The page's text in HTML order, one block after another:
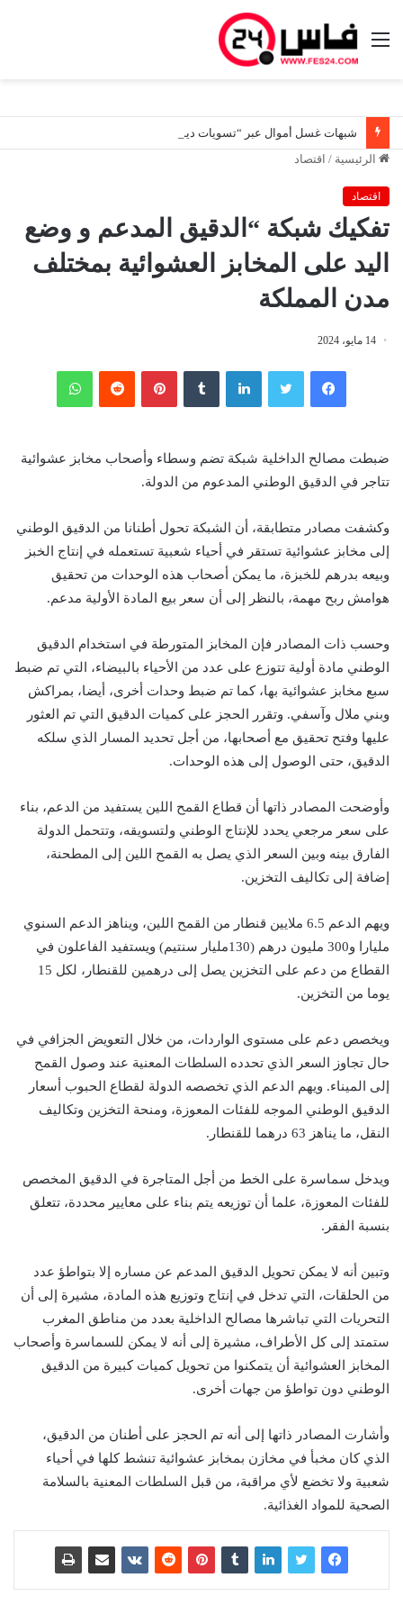
القائمة
الرئيسية / اقتصاد
اقتصاد
تفكيك شبكة “الدقيق المدعم و وضع
اليد على المخابز العشوائية بمختلف
مدن المملكة
14 مايو، 2024
فيسبوك لينكدإن بينتيريست
ضبطت مصالح الداخلية شبكة تضم وسطاء وأصحاب مخابز عشوائية
تتاجر في الدقيق الوطني المدعوم من الدولة.
وكشفت مصادر متطابقة، أن الشبكة تحول أطنانا من الدقيق الوطني
إلى مخابز عشوائية تستقر في أحياء شعبية تستعمله في إنتاج الخبز
وبيعه بدرهم للخبزة، ما يمكن أصحاب هذه الوحدات من تحقيق
هوامش ربح مهمة، بالنظر إلى أن سعر بيع المادة الأولية مدعم.
وحسب ذات المصادر فإن المخابز المتورطة في استخدام الدقيق
الوطني مادة أولية تتوزع على عدد من الأحياء بالبيضاء، التي تم ضبط
سبع مخابز عشوائية بها، كما تم ضبط وحدات أخرى، أيضا، بمراكش
وبني ملال وآسفي. وتقرر الحجز على كميات الدقيق التي تم العثور
عليها وفتح تحقيق مع أصحابها، من أجل تحديد المسار الذي سلكه
الدقيق، حتى الوصول إلى هذه الوحدات.
وأوضحت المصادر ذاتها أن قطاع القمح اللين يستفيد من الدعم، بناء
على سعر مرجعي يحدد للإنتاج الوطني ولتسويقه، وتتحمل الدولة
الفارق بينه وبين السعر الذي يصل به القمح اللين إلى المطحنة،
إضافة إلى تكاليف التخزين.
ويهم الدعم 6.5 ملايين قنطار من القمح اللين، ويناهز الدعم السنوي
مليارا و300 مليون درهم (130مليار سنتيم) ويستفيد الفاعلون في
القطاع من دعم على التخزين يصل إلى درهمين للقنطار، لكل 15
يوما من التخزين.
ويخصص دعم على مستوى الواردات، من خلال التعويض الجزافي في
حال تجاوز السعر الذي تحدده السلطات المعنية عند وصول القمح
إلى الميناء. ويهم الدعم الذي تخصصه الدولة لقطاع الحبوب أسعار
الدقيق الوطني الموجه للفئات المعوزة، ومنحة التخزين وتكاليف
النقل، ما يناهز 63 درهما للقنطار.
ويدخل سماسرة على الخط من أجل المتاجرة في الدقيق المخصص
للفئات المعوزة، علما أن توزيعه يتم بناء على معايير محددة، تتعلق
بنسبة الفقر.
وتبين أنه لا يمكن تحويل الدقيق المدعم عن مساره إلا بتواطؤ عدد
من الحلقات، التي تدخل في إنتاج وتوزيع هذه المادة، مشيرة إلى أن
التحريات التي تباشرها مصالح الداخلية بعدد من مناطق المغرب
ستمتد إلى كل الأطراف، مشيرة إلى أنه لا يمكن للسماسرة وأصحاب
المخابز العشوائية أن يتمكنوا من تحويل كميات كبيرة من الدقيق
الوطني دون تواطؤ من جهات أخرى.
وأشارت المصادر ذاتها إلى أنه تم الحجز على أطنان من الدقيق،
الذي كان مخبأ في مخازن بمخابز عشوائية تنشط كلها في أحياء
شعبية ولا تخضع لأي مراقبة، من قبل السلطات المعنية بالسلامة
الصحية للمواد الغذائية.